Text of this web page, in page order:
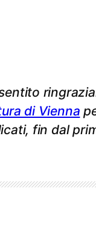
di Vienna
fin dal